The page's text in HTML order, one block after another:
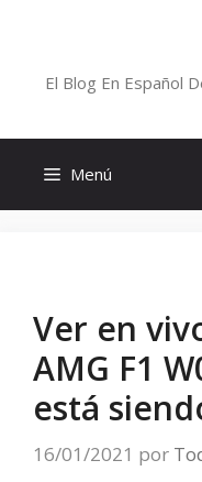
El Blog En Español
Menú
Ver en
AMG F1
está
16/01/2021 por